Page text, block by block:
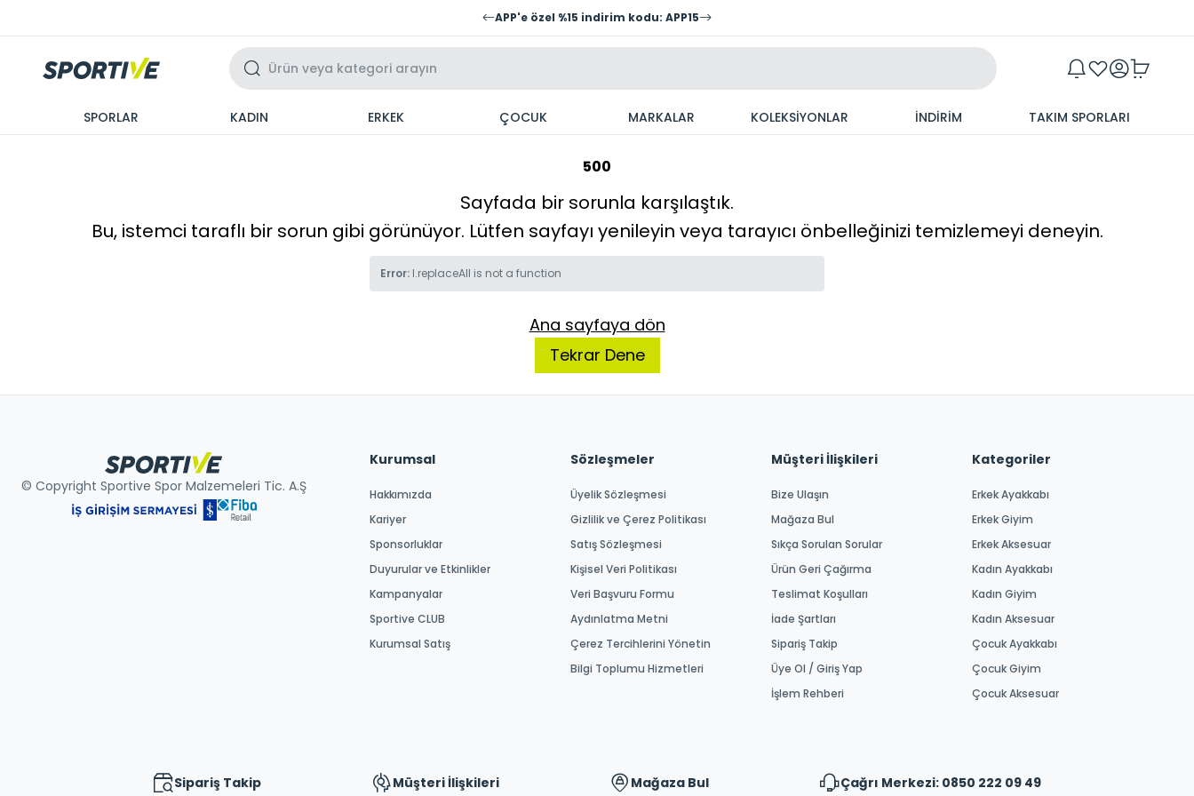
APP'e özel %15 indirim kodu: APP15
SPORLAR KADIN ERKEK ÇOCUK MARKALAR KOLEKSİYONLAR İNDİRİM TAKIM SPORLARI
500
Sayfada bir sorunla karşılaştık.
Bu, istemci taraflı bir sorun gibi görünüyor. Lütfen sayfayı yenileyin veya tarayıcı önbelleğinizi temizlemeyi deneyin.
Error: l.replaceAll is not a function
Ana sayfaya dön
Tekrar Dene
© Copyright Sportive Spor Malzemeleri Tic. A.Ş
Kurumsal
Hakkımızda
Kariyer
Sponsorluklar
Duyurular ve Etkinlikler
Kampanyalar
Sportive CLUB
Kurumsal Satış
Sözleşmeler
Üyelik Sözleşmesi
Gizlilik ve Çerez Politikası
Satış Sözleşmesi
Kişisel Veri Politikası
Veri Başvuru Formu
Aydınlatma Metni
Çerez Tercihlerini Yönetin
Bilgi Toplumu Hizmetleri
Müşteri İlişkileri
Bize Ulaşın
Mağaza Bul
Sıkça Sorulan Sorular
Ürün Geri Çağırma
Teslimat Koşulları
İade Şartları
Sipariş Takip
Üye Ol / Giriş Yap
İşlem Rehberi
Kategoriler
Erkek Ayakkabı
Erkek Giyim
Erkek Aksesuar
Kadın Ayakkabı
Kadın Giyim
Kadın Aksesuar
Çocuk Ayakkabı
Çocuk Giyim
Çocuk Aksesuar
Sipariş Takip Müşteri İlişkileri Mağaza Bul Çağrı Merkezi: 0850 222 09 49